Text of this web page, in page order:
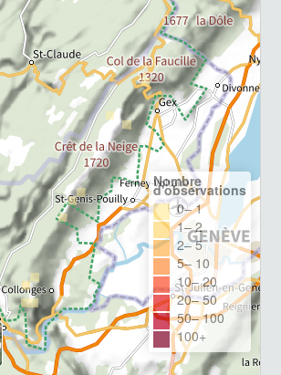
Nombre
d'observations
0– 1
1– 2
2– 5
5– 10
10– 20
20– 50
50– 100
100+